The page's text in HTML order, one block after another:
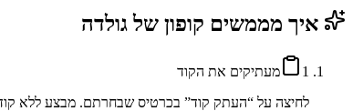
איך מממשים קופון שלגולדה
1
מעתיקים את הקוד
לחיצה על “העתק קוד” בכרטיס שבחרתם. מבצע ללא